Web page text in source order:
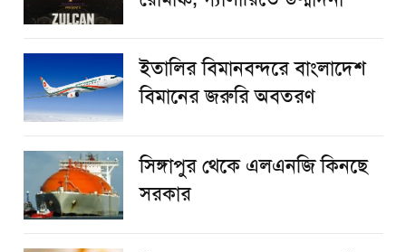
ইতালির বিমানবন্দরে বাংলাদেশ
বিমানের জরুরি অবতরণ
সিঙ্গাপুর থেকে এলএনজি কিনছে
সরকার